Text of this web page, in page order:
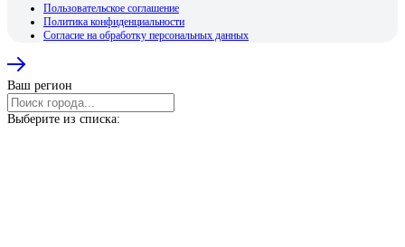
Пользовательское соглашение
Политика конфиденциальности
Согласие на обработку персональных данных
Ваш регион
Выберите из списка: